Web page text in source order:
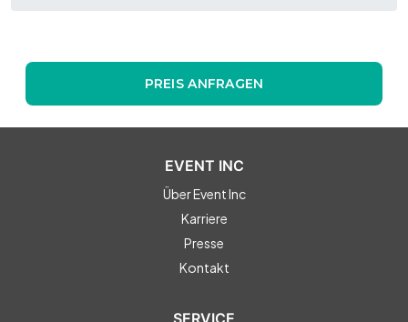
PREIS ANFRAGEN
EVENT INC
Über Event Inc
Karriere
Presse
Kontakt
SERVICE